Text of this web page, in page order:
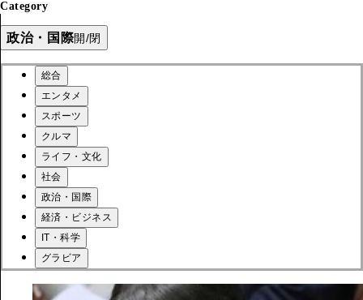
Category
政治・国際開/閉
総合
エンタメ
スポーツ
クルマ
ライフ・文化
社会
政治・国際
経済・ビジネス
IT・科学
グラビア